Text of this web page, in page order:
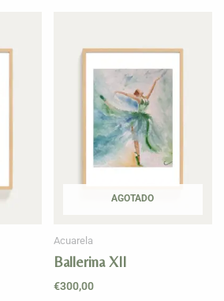
AGOTADO
Acuarela
Ballerina XII
€300,00